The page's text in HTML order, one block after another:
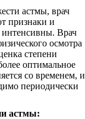
астмы, врач
признаки и
интенсивны. Врач
осмотра
степени
оптимальное
со временем, и
периодически
астмы: